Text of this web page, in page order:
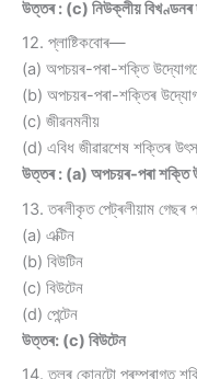
উত্তৰ : (c) নিউক্লীয় বিখণ্ডনৰ
12. প্লাষ্টিকবোৰ—
(a) অপচয়ৰ-পৰা-শক্তি
(b) অপচয়ৰ-পৰা-শক্তিৰ
(c) জীৱনমনীয়
(d) এবিধ জীৱাৱশেষ শক্তিৰ উৎস
উত্তৰ : (a) অপচয়ৰ-পৰা শক্তি
13. তৰলীকৃত পেট্ৰলীয়াম গেছৰ
(a) এক্টিন
(b) বিউটিন
(c) বিউটেন
(d) পেন্টেন
উত্তৰ: (c) বিউটেন
14. তলৰ কোনটো পৰম্পৰাগত